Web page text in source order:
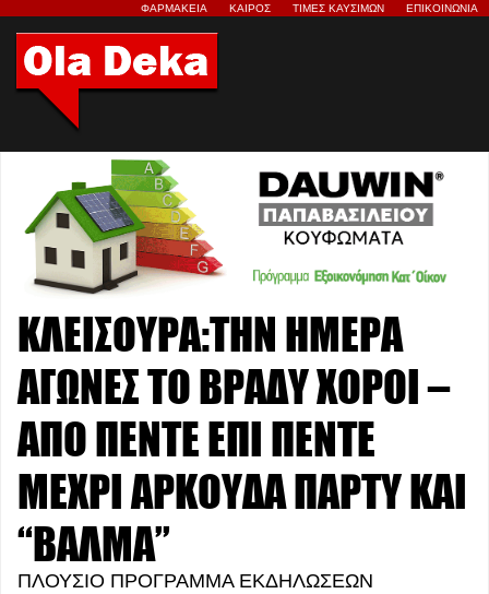
ΦΑΡΜΑΚΕΙΑ ΚΑΙΡΟΣ ΤΙΜΕΣ ΚΑΥΣΙΜΩΝ ΕΠΙΚΟΙΝΩΝΙΑ
ΚΛΕΙΣΟΥΡΑ:ΤΗΝ ΗΜΕΡΑ
ΑΓΩΝΕΣ ΤΟ ΒΡΑΔΥ ΧΟΡΟΙ –
ΑΠΟ ΠΕΝΤΕ ΕΠΙ ΠΕΝΤΕ
ΜΕΧΡΙ ΑΡΚΟΥΔΑ ΠΑΡΤΥ ΚΑΙ
“ΒΑΛΜΑ”
ΠΛΟΥΣΙΟ ΠΡΟΓΡΑΜΜΑ ΕΚΔΗΛΩΣΕΩΝ